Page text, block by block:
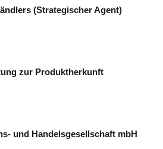
(Strategischer Agent)
zur Produktherkunft
und Handelsgesellschaft mbH